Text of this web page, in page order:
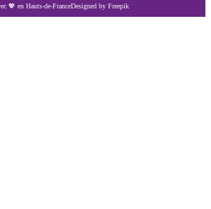
💖 en Hauts-de-FranceDesigned by Freepik